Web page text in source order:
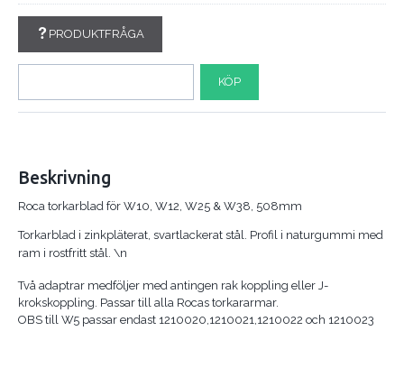
PRODUKTFRÅGA
KÖP
Beskrivning
Roca torkarblad för W10, W12, W25 & W38, 508mm
Torkarblad i zinkpläterat, svartlackerat stål. Profil i naturgummi med
ram i rostfritt stål. \n
Två adaptrar medföljer med antingen rak koppling eller J-
krokskoppling. Passar till alla Rocas torkararmar.
OBS till W5 passar endast 1210020,1210021,1210022 och 1210023